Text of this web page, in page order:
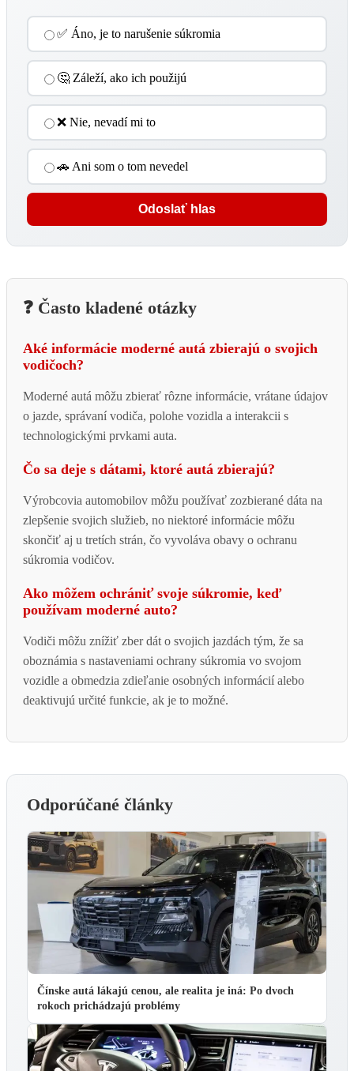
✅ Áno, je to narušenie súkromia
🤔 Záleží, ako ich použijú
❌ Nie, nevadí mi to
🚗 Ani som o tom nevedel
Odoslať hlas
❓ Často kladené otázky
Aké informácie moderné autá zbierajú o svojich
vodičoch?
Moderné autá môžu zbierať rôzne informácie, vrátane údajov
o jazde, správaní vodiča, polohe vozidla a interakcii s
technologickými prvkami auta.
Čo sa deje s dátami, ktoré autá zbierajú?
Výrobcovia automobilov môžu používať zozbierané dáta na
zlepšenie svojich služieb, no niektoré informácie môžu
skončiť aj u tretích strán, čo vyvoláva obavy o ochranu
súkromia vodičov.
Ako môžem ochrániť svoje súkromie, keď
používam moderné auto?
Vodiči môžu znížiť zber dát o svojich jazdách tým, že sa
oboznámia s nastaveniami ochrany súkromia vo svojom
vozidle a obmedzia zdieľanie osobných informácií alebo
deaktivujú určité funkcie, ak je to možné.
Odporúčané články
Čínske autá lákajú cenou, ale realita je iná: Po dvoch
rokoch prichádzajú problémy